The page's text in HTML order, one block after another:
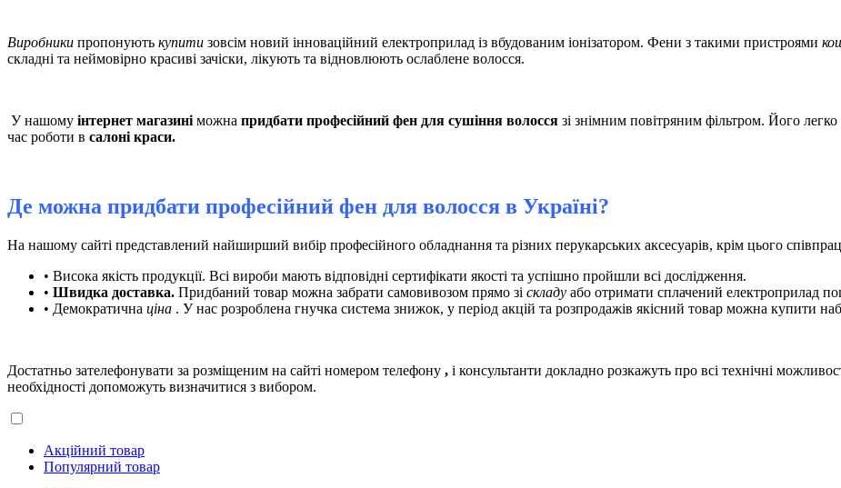
Виробники пропонують купити зовсім новий інноваційний електроприлад із вбудованим іонізатором. Фени з такими пристроями
складні та неймовірно красиві зачіски, лікують та відновлюють ослаблене волосся.
У нашому інтернет магазині можна придбати професійний фен для сушіння волосся зі знімним повітряним фільтром. Його
час роботи в салоні краси.
Де можна придбати професійний фен для волосся в Україні?
На нашому сайті представлений найширший вибір професійного обладнання та різних перукарських аксесуарів, крім цього
• Висока якість продукції. Всі вироби мають відповідні сертифікати якості та успішно пройшли всі дослідження.
• Швидка доставка. Придбаний товар можна забрати самовивозом прямо зі складу або отримати сплачений електроприлад
• Демократична ціна . У нас розроблена гнучка система знижок, у період акцій та розпродажів якісний товар можна купити
Достатньо зателефонувати за розміщеним на сайті номером телефону , і консультанти докладно розкажуть про всі технічні
необхідності допоможуть визначитися з вибором.
Акційний товар
Популярний товар